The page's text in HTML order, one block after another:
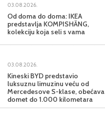
03.08.2026.
Od doma do doma: IKEA
predstavlja KOMPISHÄNG,
kolekciju koja seli s vama
03.08.2026.
Kineski BYD predstavio
luksuznu limuzinu veću od
Mercedesove S-klase, obećava
domet do 1.000 kilometara